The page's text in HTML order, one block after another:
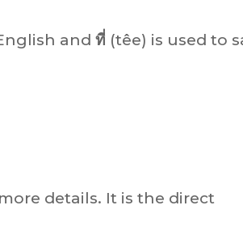
andที่ (têe) is used to
details. It is the direct